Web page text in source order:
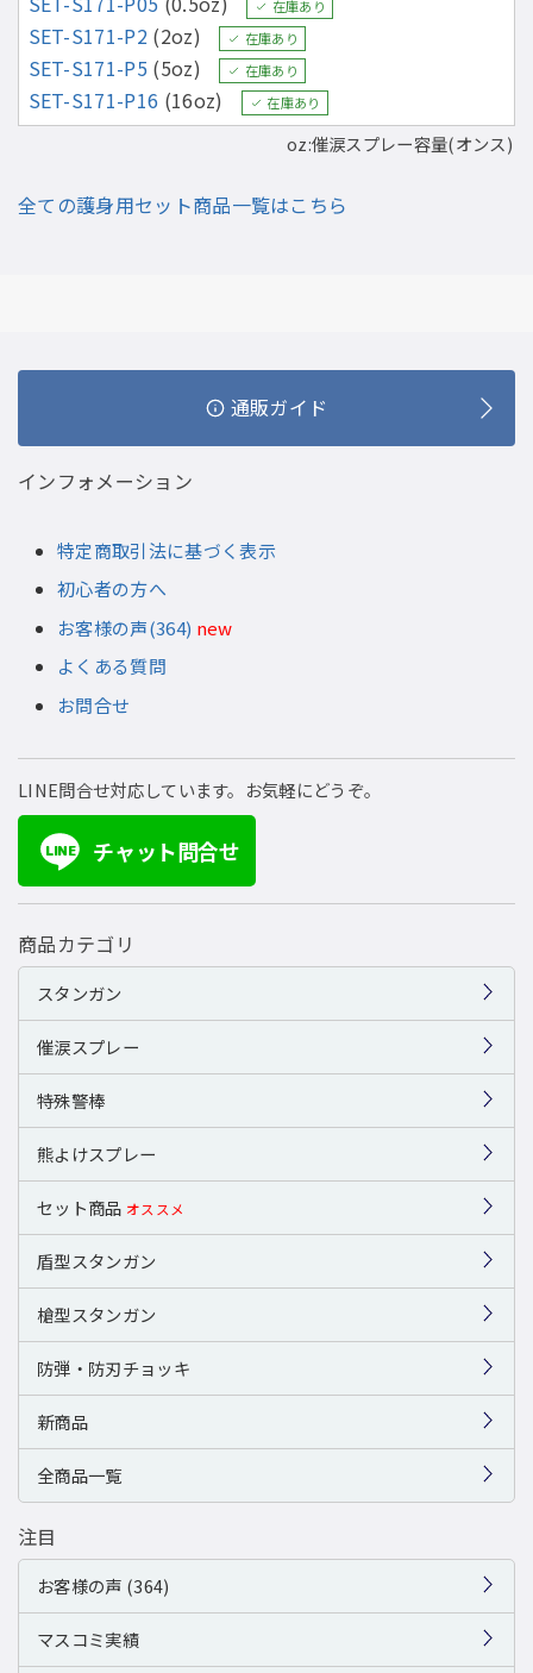
在庫あり
SET-S171-P2 (2oz) 在庫あり
SET-S171-P5 (5oz) 在庫あり
SET-S171-P16 (16oz) 在庫あり
oz:催涙スプレー容量(オンス)
全ての護身用セット商品一覧はこちら
通販ガイド
インフォメーション
特定商取引法に基づく表示
初心者の方へ
お客様の声(364) new
よくある質問
お問合せ
LINE問合せ対応しています。お気軽にどうぞ。
LINE チャット問合せ
商品カテゴリ
スタンガン
催涙スプレー
特殊警棒
熊よけスプレー
セット商品 オススメ
盾型スタンガン
槍型スタンガン
防弾・防刃チョッキ
新商品
全商品一覧
注目
お客様の声 (364)
マスコミ実績